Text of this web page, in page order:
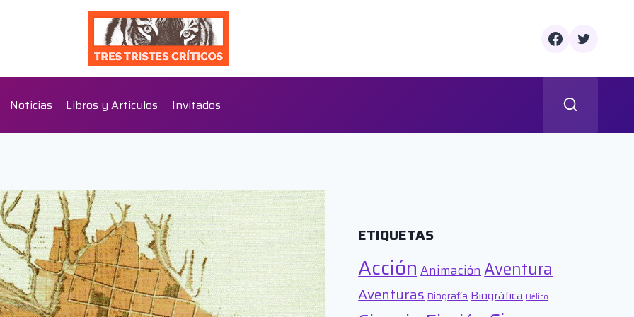
Noticias Libros y Articulos Invitados
ETIQUETAS
AcciónAnimación Aventura
Aventuras Biografía Biográfica Bélico